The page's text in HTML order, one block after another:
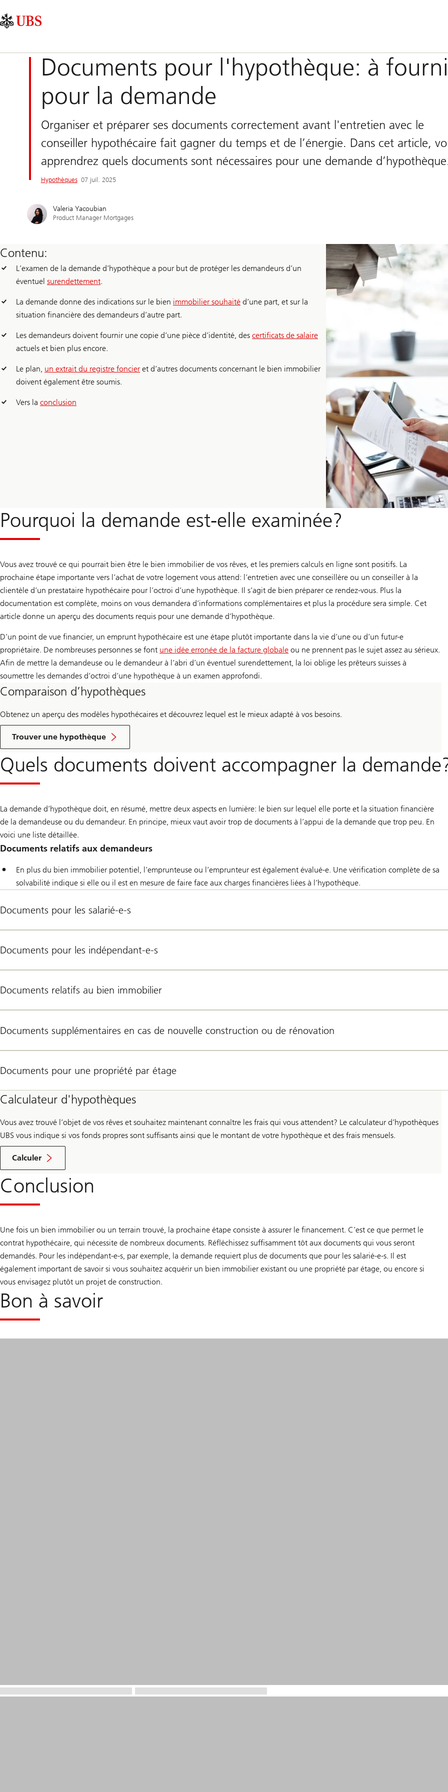
Area
principale
Documents pour l'hypothèque: à
pour la demande
Organiser et préparer ses documents correctement avant l'entretien avec le
conseiller hypothécaire fait gagner du temps et de l’énergie. Dans cet article,
apprendrez quels documents sont nécessaires pour une demande
Hypothèques 07 juil. 2025
Valeria Yacoubian
Product Manager Mortgages
Contenu:
L’examen de la demande d’hypothèque a pour but de protéger les demandeurs d’un
éventuel surendettement.
La demande donne des indications sur le bien immobilier souhaité d’une part, et sur la
situation financière des demandeurs d’autre part.
Les demandeurs doivent fournir une copie d’une pièce d’identité, des certificats de salaire
actuels et bien plus encore.
Le plan, un extrait du registre foncier et d’autres documents concernant le bien immobilier
doivent également être soumis.
Vers la conclusion
Pourquoi la demande est-elle examinée?
Vous avez trouvé ce qui pourrait bien être le bien immobilier de vos rêves, et les premiers calculs en ligne sont positifs. La
prochaine étape importante vers l’achat de votre logement vous attend: l’entretien avec une conseillère ou un conseiller à la
clientèle d’un prestataire hypothécaire pour l’octroi d’une hypothèque. Il s’agit de bien préparer ce rendez-vous. Plus la
documentation est complète, moins on vous demandera d’informations complémentaires et plus la procédure sera simple. Cet
article donne un aperçu des documents requis pour une demande d’hypothèque.
D’un point de vue financier, un emprunt hypothécaire est une étape plutôt importante dans la vie d’une ou d’un futur-e
propriétaire. De nombreuses personnes se font une idée erronée de la facture globale ou ne prennent pas le sujet assez au sérieux.
Afin de mettre la demandeuse ou le demandeur à l’abri d’un éventuel surendettement, la loi oblige les prêteurs suisses à
soumettre les demandes d’octroi d’une hypothèque à un examen approfondi.
Comparaison d’hypothèques
Obtenez un aperçu des modèles hypothécaires et découvrez lequel est le mieux adapté à vos besoins.
Trouver une hypothèque
Zum
Hypothekenvergleich
Quels documents doivent accompagner la
La demande d’hypothèque doit, en résumé, mettre deux aspects en lumière: le bien sur lequel elle porte et la situation financière
de la demandeuse ou du demandeur. En principe, mieux vaut avoir trop de documents à l’appui de la demande que trop peu. En
voici une liste détaillée.
Documents relatifs aux demandeurs
En plus du bien immobilier potentiel, l’emprunteuse ou l’emprunteur est également évalué-e. Une vérification complète de sa
solvabilité indique si elle ou il est en mesure de faire face aux charges financières liées à l’hypothèque.
Documents pour les salarié-e-s
Documents pour les indépendant-e-s
Documents relatifs au bien immobilier
Documents supplémentaires en cas de nouvelle construction ou de rénovation
Documents pour une propriété par étage
Calculateur d'hypothèques
Vous avez trouvé l’objet de vos rêves et souhaitez maintenant connaître les frais qui vous attendent? Le calculateur d’hypothèques
UBS vous indique si vos fonds propres sont suffisants ainsi que le montant de votre hypothèque et des frais mensuels.
Calculer
Cliquez
ici
au
calculateur
Conclusion
Une fois un bien immobilier ou un terrain trouvé, la prochaine étape consiste à assurer le financement. C’est ce que permet le
contrat hypothécaire, qui nécessite de nombreux documents. Réfléchissez suffisamment tôt aux documents qui vous seront
demandés. Pour les indépendant-e-s, par exemple, la demande requiert plus de documents que pour les salarié-e-s. Il est
également important de savoir si vous souhaitez acquérir un bien immobilier existant ou une propriété par étage, ou encore si
vous envisagez plutôt un projet de construction.
Bon à savoir